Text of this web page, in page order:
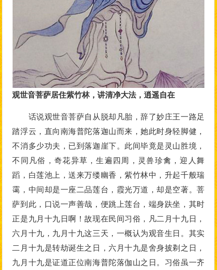
观世音菩萨居住紫竹林，讲清净大法，逍遥自在
话说观世音菩萨自从脱却凡胎，辞了妙庄王一路足
踏浮云，直向南海普陀落迦山而来，她此时身轻脚健，
不消多少功夫，已到落迦崖下。此间毕竟是灵山胜境，
不同凡俗，奇花异草，生遍四周，灵兽珍禽，迎人舞
蹈，白莲池上，送来万缕幽香，紫竹林中，升起千般瑞
霭，中间却是一座二品莲台，霞光万道，却是空著。菩
萨到此，口说一声善哉，便跳上莲台，端身趺坐，其时
正是九月十九日啊！故现在民间习俗，凡二月十九日，
六月十九，九月十九这三天，一概认为观音生日。其实
二月十九是转劫诞生之日，六月十九是舍身披剃之日，
九月十九是证道正位南海普陀落伽山之日。习俗虽一齐